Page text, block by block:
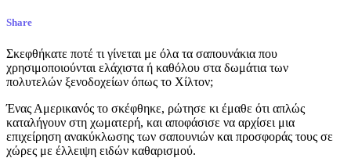
Share
Σκεφθήκατε ποτέ τι γίνεται με όλα τα σαπουνάκια που
χρησιμοποιούνται ελάχιστα ή καθόλου στα δωμάτια των
πολυτελών ξενοδοχείων όπως το Χίλτον;
Ένας Αμερικανός το σκέφθηκε, ρώτησε κι έμαθε ότι απλώς
καταλήγουν στη χωματερή, και αποφάσισε να αρχίσει μια
επιχείρηση ανακύκλωσης των σαπουνιών και προσφοράς τους σε
χώρες με έλλειψη ειδών καθαρισμού.